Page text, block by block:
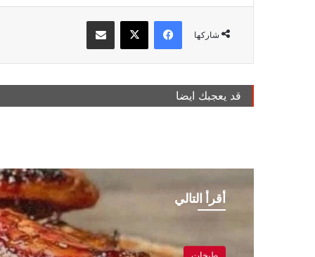
شاركها
فيسبوك ‫X مشاركة عبر البريد
قد يعجبك ايضا
أقرأ التالي